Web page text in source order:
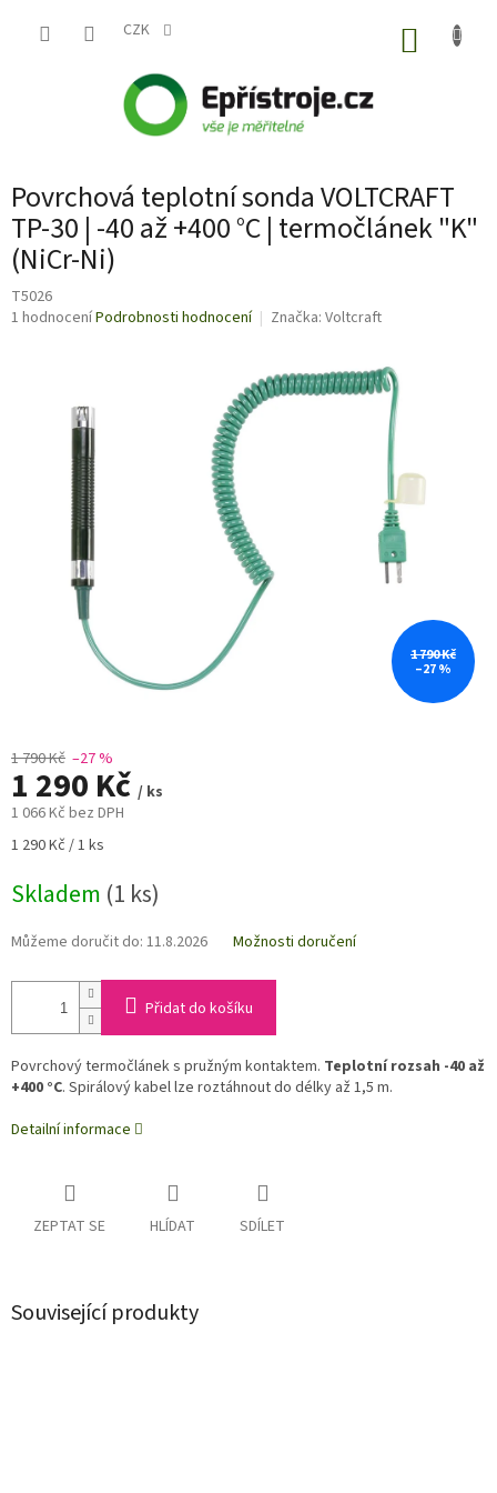
CZK
Povrchová teplotní sonda VOLTCRAFT
TP-30 | -40 až +400 °C | termočlánek "K"
(NiCr-Ni)
T5026
Průměrné
hvězdiček.
1 hodnoceníPodrobnosti hodnocení Značka: Voltcraft
1 790 Kč
–27 %
1 790 Kč –27 %
1 290 Kč / ks
1 066 Kč bez DPH
Měrná
1 290 Kč / 1 ks
Skladem (1 ks)
Můžeme doručit do: 11.8.2026 Možnosti doručení
Přidat do košíku
Povrchový termočlánek s pružným kontaktem. Teplotní rozsah -40 až
+400 °C. Spirálový kabel lze roztáhnout do délky až 1,5 m.
Detailní informace
ZEPTAT SE HLÍDAT SDÍLET
Související produkty